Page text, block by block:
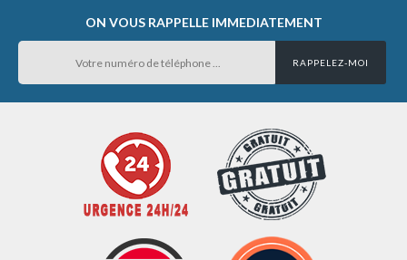
ON VOUS RAPPELLE IMMEDIATEMENT